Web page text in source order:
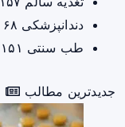
دندانپزشکی ۶۸
طب سنتی ۱۵۱
جدیدترین مطالب